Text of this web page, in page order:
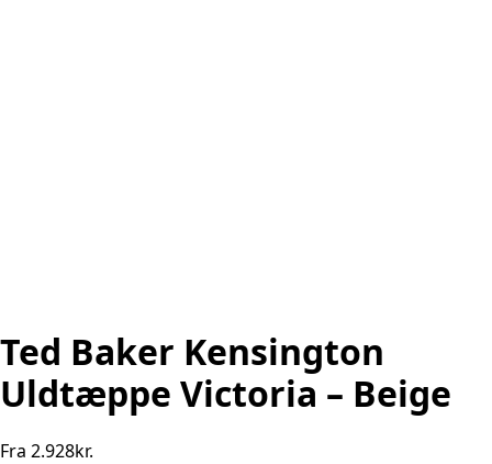
Ted Baker Kensington
Uldtæppe Victoria – Beige
Fra 2.928kr.